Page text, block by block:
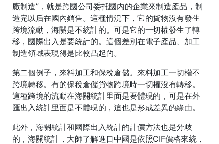
廠制造”，就是跨國公司委托國內的企業來制造產品，制
造完以后在國內銷售。這種情況下，它的貨物沒有發生
跨境流動，海關是不統計的。可是它的一切權發生了轉
移，國際出入是要統計的。這個差別在電子產品、加工
制造領域表現得是比較凸起的。
第二個例子，來料加工和保稅倉儲。來料加工一切權不
跨境轉移。有的保稅倉儲貨物跨境時一切權沒有轉移。
這種跨境的流動在海關統計里面是要體現的，可是在外
匯出入統計里面是不體現的，這也是形成差異的緣由。
此外，海關統計和國際出入統計的計價方法也是分歧
的，海關統計，大師了解進口中國是依照CIF價格來統，